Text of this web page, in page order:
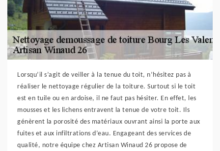
Lorsqu’il s’agit de veiller à la tenue du toit, n’hésitez pas à
réaliser le nettoyage régulier de la toiture. Surtout si le toit
est en tuile ou en ardoise, il ne faut pas hésiter. En effet, les
mousses et les lichens entravent la tenue de votre toit. Ils
génèrent la porosité des matériaux ouvrant ainsi la porte aux
fuites et aux infiltrations d’eau. Engageant des services de
qualité, notre équipe chez Artisan Winaud 26 propose de